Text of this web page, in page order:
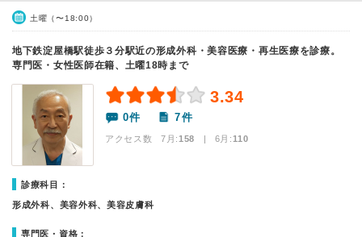
土曜（〜18:00）
地下鉄淀屋橋駅徒歩３分駅近の形成外科・美容医療・再生医療を診療。
専門医・女性医師在籍、土曜18時まで
3.34
0件 7件
アクセス数 7月:158 | 6月:110
診療科目：
形成外科、美容外科、美容皮膚科
専門医・資格：